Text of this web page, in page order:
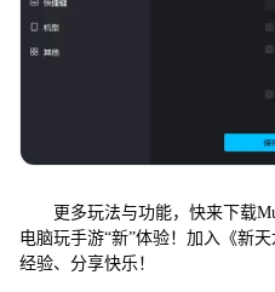
更多玩法与功能，快来下载
电脑玩手游“新”体验！加入《新
经验、分享快乐！